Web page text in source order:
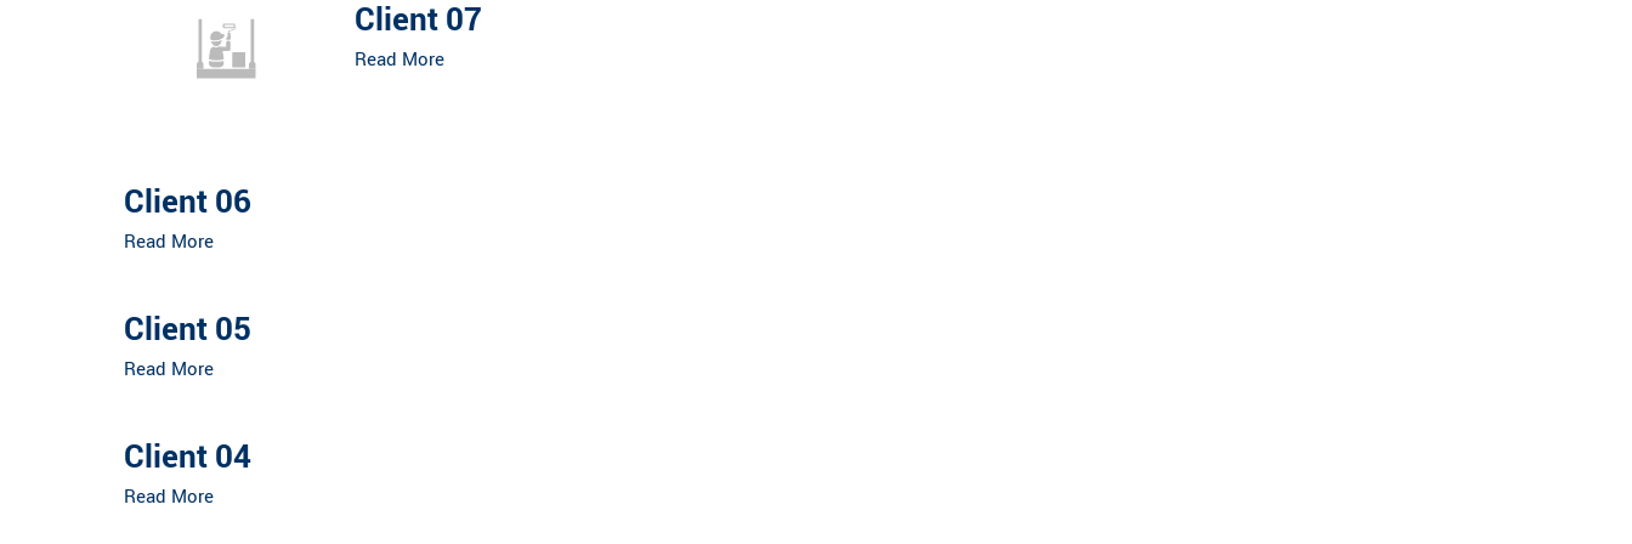
Client 07
Read More
Client 06
Read More
Client 05
Read More
Client 04
Read More